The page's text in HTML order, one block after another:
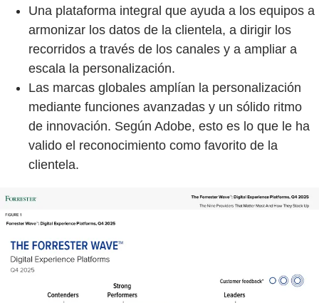
Una plataforma integral que ayuda a los equipos a
armonizar los datos de la clientela, a dirigir los
recorridos a través de los canales y a ampliar a
escala la personalización.
Las marcas globales amplían la personalización
mediante funciones avanzadas y un sólido ritmo
de innovación. Según Adobe, esto es lo que le ha
valido el reconocimiento como favorito de la
clientela.